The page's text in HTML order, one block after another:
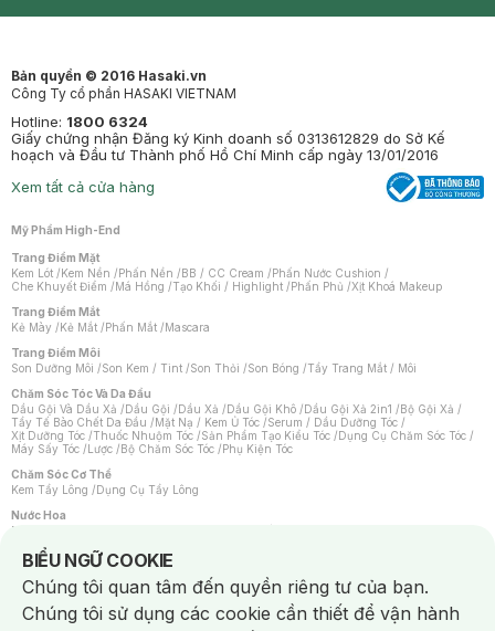
Bản quyền © 2016 Hasaki.vn
Công Ty cổ phần HASAKI VIETNAM
Hotline: 1800 6324
Giấy chứng nhận Đăng ký Kinh doanh số 0313612829 do Sở Kế
hoạch và Đầu tư Thành phố Hồ Chí Minh cấp ngày 13/01/2016
Xem tất cả cửa hàng
Mỹ Phẩm High-End
Trang Điểm Mặt
Kem Lót /Kem Nền /Phấn Nền /BB / CC Cream /Phấn Nước Cushion /
Che Khuyết Điểm /Má Hồng /Tạo Khối / Highlight /Phấn Phủ /Xịt Khoá Makeup
Trang Điểm Mắt
Kẻ Mày /Kẻ Mắt /Phấn Mắt /Mascara
Trang Điểm Môi
Son Dưỡng Môi /Son Kem / Tint /Son Thỏi /Son Bóng /Tẩy Trang Mắt / Môi
Chăm Sóc Tóc Và Da Đầu
Dầu Gội Và Dầu Xả /Dầu Gội /Dầu Xả /Dầu Gội Khô /Dầu Gội Xả 2in1 /Bộ Gội Xả /
Tẩy Tế Bào Chết Da Đầu /Mặt Nạ / Kem Ủ Tóc /Serum / Dầu Dưỡng Tóc /
Xịt Dưỡng Tóc /Thuốc Nhuộm Tóc /Sản Phẩm Tạo Kiểu Tóc /Dụng Cụ Chăm Sóc Tóc /
Máy Sấy Tóc /Lược /Bộ Chăm Sóc Tóc /Phụ Kiện Tóc
Chăm Sóc Cơ Thể
Kem Tẩy Lông /Dụng Cụ Tẩy Lông
Nước Hoa
Nước Hoa Nữ
Chăm Sóc Cá Nhân
Chống Muỗi /Khẩu Trang /Máy Massage/Mặt Nạ Xông Hơi /Nước Rửa Tay/
Sản Phẩm Chăm Sóc Khác /Bàn Chải Đánh Răng /Bàn Chải Điện/
Hỗ Trợ Trắng Răng/Kem Đánh Răng /Máy Tăm Nước/ Nước Súc Miệng/
Tăm / Chỉ Nha Khoa/ Xịt Thơm Miệng / Dung Dịch Vệ Sinh/Dưỡng Vùng Kín/
BIỂU NGỮ COOKIE
Notice about cookies usage
Chúng tôi quan tâm đến quyền riêng tư của bạn.
Chúng tôi sử dụng các cookie cần thiết để vận hành